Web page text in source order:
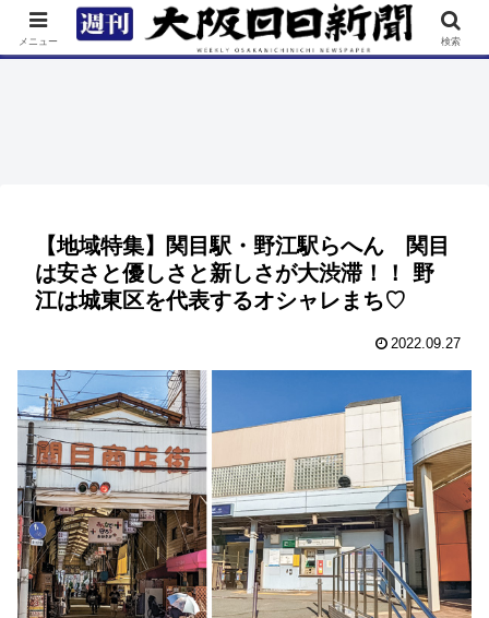
TOP 特集 ニュース 連載 街ネタ イベント
【地域特集】関目駅・野江駅らへん 関目
は安さと優しさと新しさが大渋滞！！ 野
江は城東区を代表するオシャレまち♡
2022.09.27
メニュー 検索